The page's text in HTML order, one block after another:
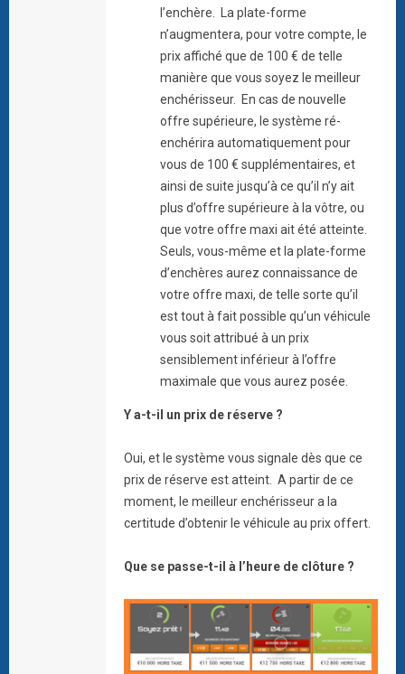
l’enchère. La plate-forme
n’augmentera, pour votre compte, le
prix affiché que de 100 € de telle
manière que vous soyez le meilleur
enchérisseur. En cas de nouvelle
offre supérieure, le système ré-
enchérira automatiquement pour
vous de 100 € supplémentaires, et
ainsi de suite jusqu’à ce qu’il n’y ait
plus d’offre supérieure à la vôtre, ou
que votre offre maxi ait été atteinte.
Seuls, vous-même et la plate-forme
d’enchères aurez connaissance de
votre offre maxi, de telle sorte qu’il
est tout à fait possible qu’un véhicule
vous soit attribué à un prix
sensiblement inférieur à l’offre
maximale que vous aurez posée.
Y a-t-il un prix de réserve ?
Oui, et le système vous signale dès que ce
prix de réserve est atteint. A partir de ce
moment, le meilleur enchérisseur a la
certitude d’obtenir le véhicule au prix offert.
Que se passe-t-il à l’heure de clôture ?